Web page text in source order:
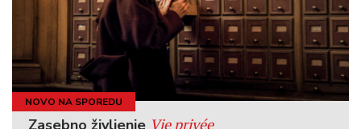
NOVO NA SPOREDU
Zasebno življenje Vie privée